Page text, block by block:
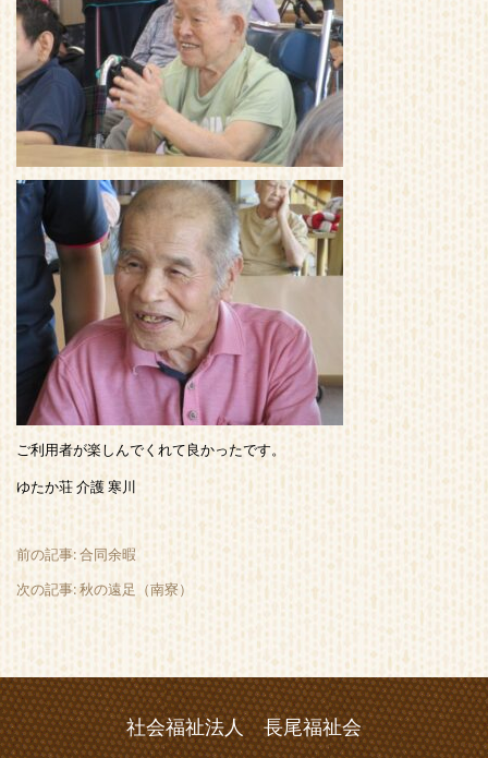
ご利用者が楽しんでくれて良かったです。
ゆたか荘 介護 寒川
前の記事: 合同余暇
次の記事: 秋の遠足（南寮）
社会福祉法人 長尾福祉会